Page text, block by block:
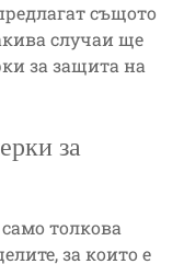
същото
случаи ще
за защита на
за
толкова
за които е